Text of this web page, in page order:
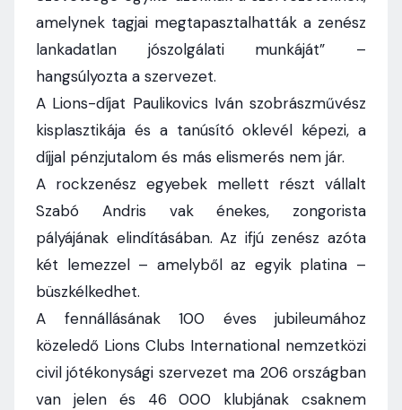
amelynek tagjai megtapasztalhatták a zenész
lankadatlan jószolgálati munkáját” –
hangsúlyozta a szervezet.
A Lions-díjat Paulikovics Iván szobrászművész
kisplasztikája és a tanúsító oklevél képezi, a
díjjal pénzjutalom és más elismerés nem jár.
A rockzenész egyebek mellett részt vállalt
Szabó Andris vak énekes, zongorista
pályájának elindításában. Az ifjú zenész azóta
két lemezzel – amelyből az egyik platina –
büszkélkedhet.
A fennállásának 100 éves jubileumához
közeledő Lions Clubs International nemzetközi
civil jótékonysági szervezet ma 206 országban
van jelen és 46 000 klubjának csaknem